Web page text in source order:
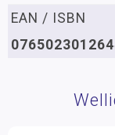
EAN / ISBN